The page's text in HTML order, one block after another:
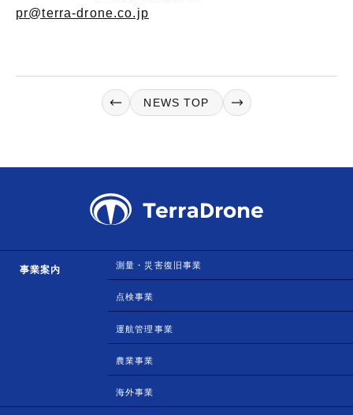
pr@terra-drone.co.jp
NEWS TOP
事業案内 測量・災害復旧事業
点検事業
運航管理事業
農業事業
海外事業